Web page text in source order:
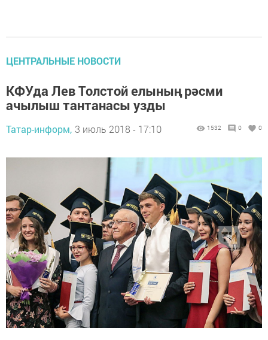
ЦЕНТРАЛЬНЫЕ НОВОСТИ
КФУда Лев Толстой елының рәсми
ачылыш тантанасы узды
Татар-информ, 3 июль 2018 - 17:10 1532 0 0